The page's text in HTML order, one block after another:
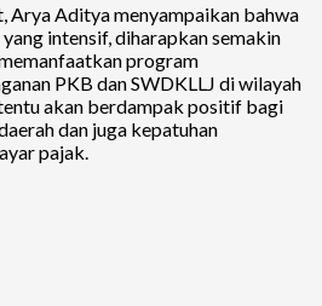
Arya Aditya menyampaikan bahwa
intensif, diharapkan semakin
program
PKB dan SWDKLLJ di wilayah
akan berdampak positif bagi
dan juga kepatuhan
pajak.